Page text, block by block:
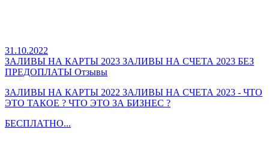
31.10.2022
ЗАЛИВЫ НА КАРТЫ 2023 ЗАЛИВЫ НА СЧЕТА 2023 БЕЗ
ПРЕДОПЛАТЫ Отзывы
ЗАЛИВЫ НА КАРТЫ 2022 ЗАЛИВЫ НА СЧЕТА 2023 - ЧТО
ЭТО ТАКОЕ ? ЧТО ЭТО ЗА БИЗНЕС ?
БЕСПЛАТНО...